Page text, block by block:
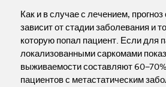
Как и в случае с лечением,
зависит от стадии заболевания и
которую попал пациент. Если для
локализованными саркомами
выживаемости составляют
пациентов с метастатическим